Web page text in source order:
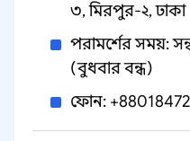
৩, মিরপুর-২, ঢাকা
পরামর্শের সময়:
(বুধবার বন্ধ)
ফোন: